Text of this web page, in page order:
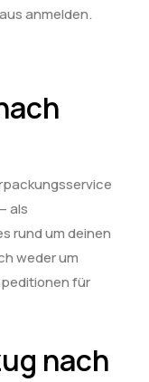
anmelden.
als
rund um deinen
weder um
für
nach